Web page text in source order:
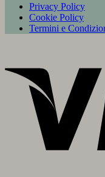
Privacy Policy
Cookie Policy
Termini e